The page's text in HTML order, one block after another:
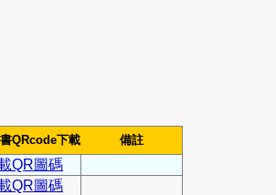
QRcode下載 備註
QR圖碼
QR圖碼